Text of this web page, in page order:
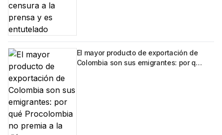
El mayor producto de exportación de
Colombia son sus emigrantes: por q…